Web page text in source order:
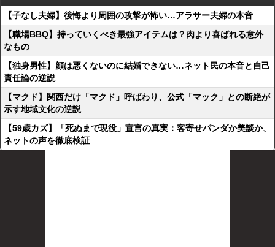
【子なし夫婦】後悔より周囲の攻撃が怖い…アラサー夫婦の本音
【職場BBQ】持っていくべき最強アイテムは？肉より喜ばれる意外
なもの
【独身男性】顔は悪くないのに結婚できない…ネット民の本音と自己
責任論の逆説
【マクド】関西だけ「マクド」呼ばわり、公式「マック」との断絶が
示す地域文化の逆説
【59歳カズ】「死ぬまで現役」宣言の真実：客寄せパンダか美談か、
ネットの声を徹底検証